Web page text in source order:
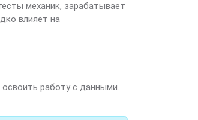
механик, зарабатывает
влияет на
работу с данными.